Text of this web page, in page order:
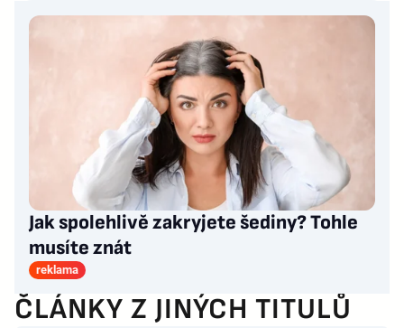
Jak spolehlivě zakryjete šediny? Tohle
musíte znát
reklama
ČLÁNKY Z JINÝCH TITULŮ